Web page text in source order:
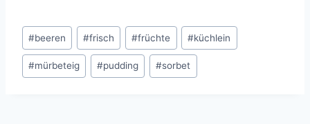
Schlagworte:
#beeren #frisch #früchte #küchlein
#mürbeteig #pudding #sorbet